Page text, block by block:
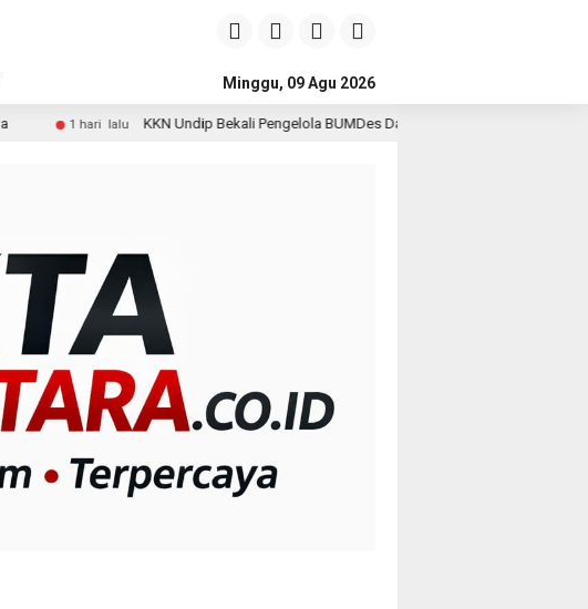
Minggu, 09 Agu 2026
KKN Undip Bekali Pengelola BUMDes Dalangan dengan Pola Pikir Inovatif